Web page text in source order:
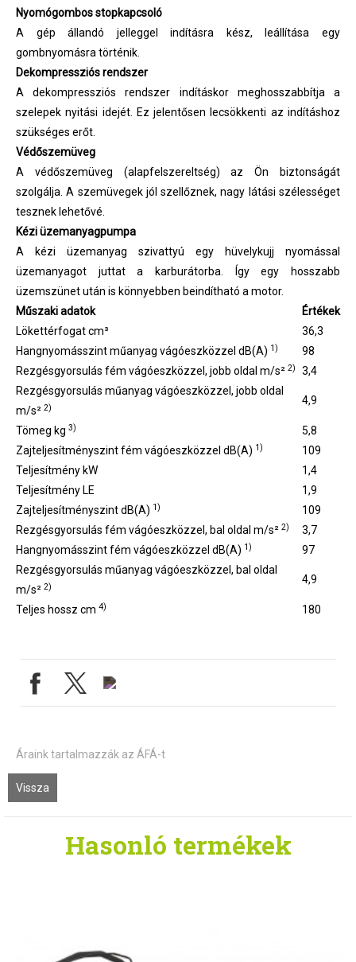
Nyomógombos stopkapcsoló
A gép állandó jelleggel indításra kész, leállítása egy
gombnyomásra történik.
Dekompressziós rendszer
A dekompressziós rendszer indításkor meghosszabbítja a
szelepek nyitási idejét. Ez jelentősen lecsökkenti az indításhoz
szükséges erőt.
Védőszemüveg
A védőszemüveg (alapfelszereltség) az Ön biztonságát
szolgálja. A szemüvegek jól szellőznek, nagy látási szélességet
tesznek lehetővé.
Kézi üzemanyagpumpa
A kézi üzemanyag szivattyú egy hüvelykujj nyomással
üzemanyagot juttat a karburátorba. Így egy hosszabb
üzemszünet után is könnyebben beindítható a motor.
Műszaki adatok
Értékek
Lökettérfogat cm³
36,3
Hangnyomásszint műanyag vágóeszközzel dB(A) 1)
98
Rezgésgyorsulás fém vágóeszközzel, jobb oldal m/s² 2)
3,4
Rezgésgyorsulás műanyag vágóeszközzel, jobb oldal
m/s² 2)
4,9
Tömeg kg 3)
5,8
Zajteljesítményszint fém vágóeszközzel dB(A) 1)
109
Teljesítmény kW
1,4
Teljesítmény LE
1,9
Zajteljesítményszint dB(A) 1)
109
Rezgésgyorsulás fém vágóeszközzel, bal oldal m/s² 2)
3,7
Hangnyomásszint fém vágóeszközzel dB(A) 1)
97
Rezgésgyorsulás műanyag vágóeszközzel, bal oldal
m/s² 2)
4,9
Teljes hossz cm 4) 180
Áraink tartalmazzák az ÁFÁ-t
Vissza
Hasonló termékek